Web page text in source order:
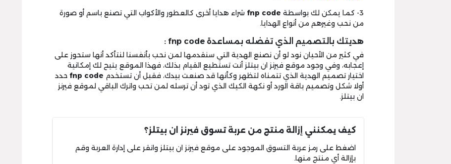
3- كما يمكن لك بواسطة fnp code شراء هدايا أخرى كالعطور والأكواب التي تصنع باسم أو صورة
من نحب وغيرهم من أنواع الهدايا.
هديتك بالتصميم الذي تفضله بمساعدة fnp code :
في كثير من الأحيان نود لو أن نصنع الهدية التي سنقدمها لمن نحب بأنفسنا لنتأكد أنها ستحوز على
إعجابه، وفي وجود موقع فيرنز ان بيتلز أنت تستطيع القيام بذلك، فهذا الموقع يتيح لك إمكانية
اختيار تصميم الهدية الذي تتمناه لتظهر وكأنها قد صنعت بيدك، فقبل أن تستخدم fnp code حدد
أولا شكل وتصميم باقة الورد أو نكهة الكيك الذي تود أن ترسله لمن تحب واترك الباقي لموقع فيرنز
ان بيتلز.
كيف يمكنني إزالة منتج من عربة تسوق فيرنز ان بيتلز؟
اضغط على رمز عربة التسوق الموجود على موقع فيرنز ان بيتلز وانقر على إدارة العربة وقم
بإزالة أي منتج منها.